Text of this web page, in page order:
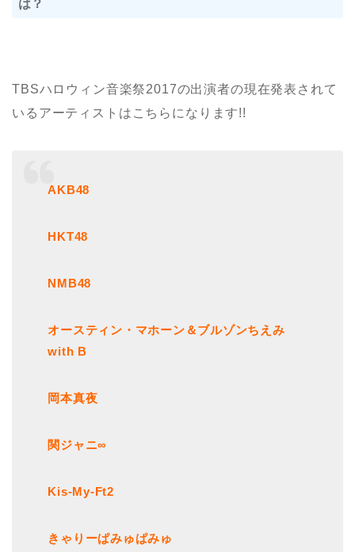
は？
TBSハロウィン音楽祭2017の出演者の現在発表されて
いるアーティストはこちらになります!!
AKB48
HKT48
NMB48
オースティン・マホーン＆ブルゾンちえみ
with B
岡本真夜
関ジャニ∞
Kis-My-Ft2
きゃりーぱみゅぱみゅ